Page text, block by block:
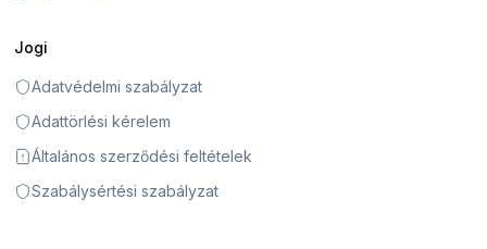
Jogi
Adatvédelmi szabályzat
Adattörlési kérelem
Általános szerződési feltételek
Szabálysértési szabályzat